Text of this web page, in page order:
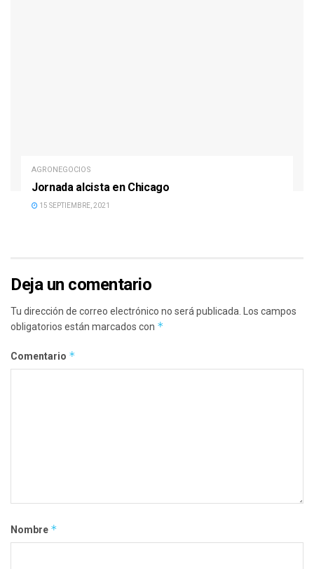
AGRONEGOCIOS
Jornada alcista en Chicago
15 SEPTIEMBRE, 2021
Deja un comentario
Tu dirección de correo electrónico no será publicada.
Los campos
obligatorios están marcados con *
Comentario *
Nombre *